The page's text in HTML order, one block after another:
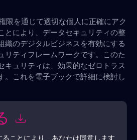
を通じて適切な個人に正確にアク
とにより、データセキュリティの整
織のデジタルビジネスを有効にする
リティフレームワークです。このた
キュリティは、効果的なゼロトラス
。これを電子ブックで詳細に検討し
ことにより、あなたは同意します